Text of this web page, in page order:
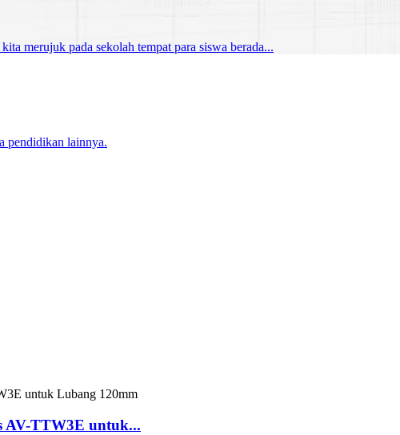
merujuk pada sekolah tempat para siswa berada...
pendidikan lainnya.
AV-TTW3E untuk...